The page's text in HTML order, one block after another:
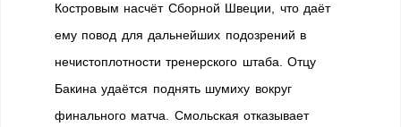
Костровым насчёт Сборной Швеции, что даёт
ему повод для дальнейших подозрений в
нечистоплотности тренерского штаба. Отцу
Бакина удаётся поднять шумиху вокруг
финального матча. Смольская отказывает